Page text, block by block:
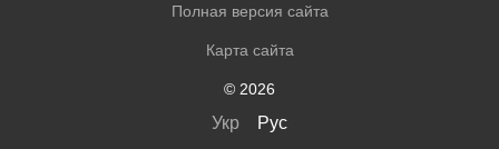
Полная версия сайта
Карта сайта
© 2026
Укр Рус